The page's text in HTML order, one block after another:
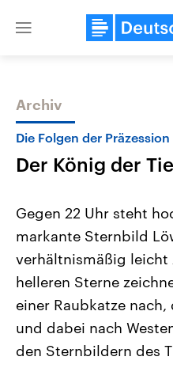
Close
Themen
Landtagswahl Sachsen-Anhalt
2026
Alle Informationen
Sachsen-Anhalt wählt am 6.
September 2026 einen
Bundesland von einer
Archiv
Die Folgen der Präzession
Der König der
Gegen 22 Uhr steht
markante Sternbild
verhältnismäßig leicht
helleren Sterne
einer Raubkatze
und dabei nach
den Sternbildern des